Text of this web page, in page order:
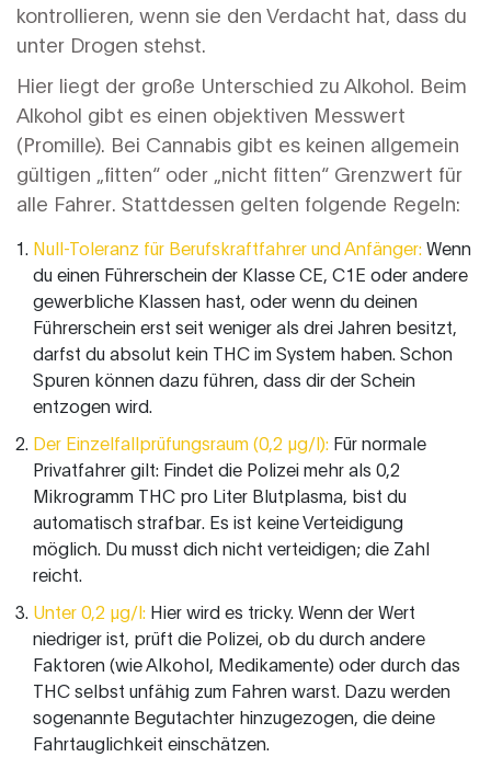
kontrollieren, wenn sie den Verdacht hat, dass du
unter Drogen stehst.
Hier liegt der große Unterschied zu Alkohol. Beim
Alkohol gibt es einen objektiven Messwert
(Promille). Bei Cannabis gibt es keinen allgemein
gültigen „fitten“ oder „nicht fitten“ Grenzwert für
alle Fahrer. Stattdessen gelten folgende Regeln:
Null-Toleranz für Berufskraftfahrer und Anfänger:Wenn
du einen Führerschein der Klasse CE, C1E oder andere
gewerbliche Klassen hast, oder wenn du deinen
Führerschein erst seit weniger als drei Jahren besitzt,
darfst du absolut kein THC im System haben. Schon
Spuren können dazu führen, dass dir der Schein
entzogen wird.
Der Einzelfallprüfungsraum (0,2 µg/l): Für normale
Privatfahrer gilt: Findet die Polizei mehr als 0,2
Mikrogramm THC pro Liter Blutplasma, bist du
automatisch strafbar. Es ist keine Verteidigung
möglich. Du musst dich nicht verteidigen; die Zahl
reicht.
Unter 0,2 µg/l: Hier wird es tricky. Wenn der Wert
niedriger ist, prüft die Polizei, ob du durch andere
Faktoren (wie Alkohol, Medikamente) oder durch das
THC selbst unfähig zum Fahren warst. Dazu werden
sogenannte Begutachter hinzugezogen, die deine
Fahrtauglichkeit einschätzen.